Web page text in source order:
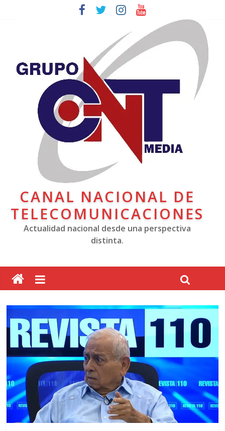
CANAL NACIONAL DE
TELECOMUNICACIONES
Actualidad nacional desde una perspectiva
distinta.